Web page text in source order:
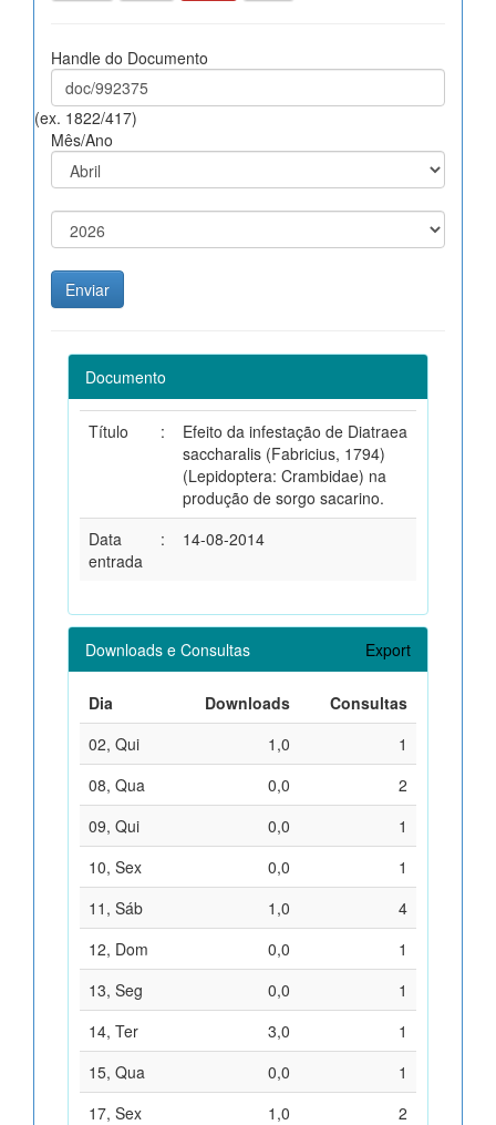
Handle do Documento
(ex. 1822/417)
Mês/Ano
Documento
Título :
Efeito da infestação de Diatraea
saccharalis (Fabricius, 1794)
(Lepidoptera: Crambidae) na
produção de sorgo sacarino.
Data
entrada
: 14-08-2014
Downloads e Consultas Export
Dia Downloads
Consultas
02, Qui
1,0
1
08, Qua
0,0
2
09, Qui
0,0
1
10, Sex
0,0
1
11, Sáb
1,0
4
12, Dom
0,0
1
13, Seg
0,0
1
14, Ter
3,0
1
15, Qua
0,0
1
17, Sex
1,0
2